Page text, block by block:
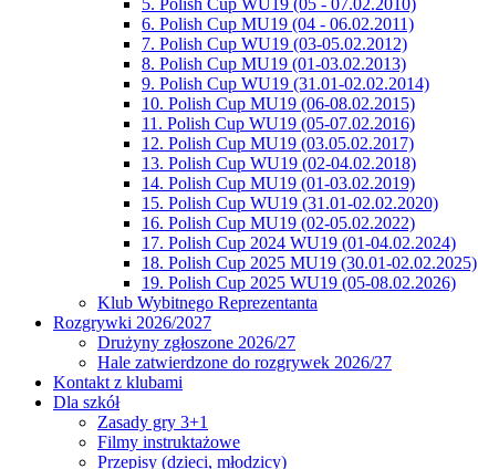
6. Polish Cup MU19 (04 - 06.02.2011)
7. Polish Cup WU19 (03-05.02.2012)
8. Polish Cup MU19 (01-03.02.2013)
9. Polish Cup WU19 (31.01-02.02.2014)
10. Polish Cup MU19 (06-08.02.2015)
11. Polish Cup WU19 (05-07.02.2016)
12. Polish Cup MU19 (03.05.02.2017)
13. Polish Cup WU19 (02-04.02.2018)
14. Polish Cup MU19 (01-03.02.2019)
15. Polish Cup WU19 (31.01-02.02.2020)
16. Polish Cup MU19 (02-05.02.2022)
17. Polish Cup 2024 WU19 (01-04.02.2024)
18. Polish Cup 2025 MU19 (30.01-02.02.2025)
19. Polish Cup 2025 WU19 (05-08.02.2026)
Klub Wybitnego Reprezentanta
Rozgrywki 2026/2027
Drużyny zgłoszone 2026/27
Hale zatwierdzone do rozgrywek 2026/27
Kontakt z klubami
Dla szkół
Zasady gry 3+1
Filmy instruktażowe
Przepisy (dzieci, młodzicy)